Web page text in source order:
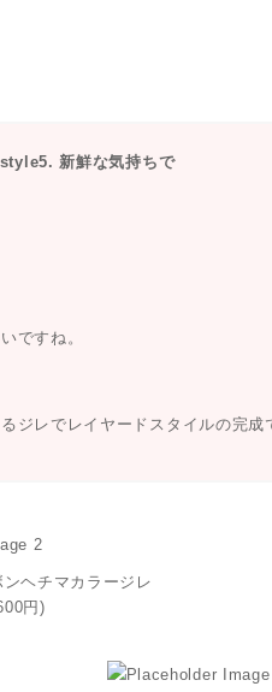
style5. 新鮮な気持ちで
ですね。
ジレでレイヤードスタイルの完成
ヘチマカラージレ
円)